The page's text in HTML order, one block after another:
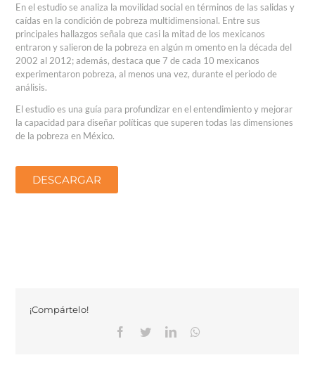
En el estudio se analiza la movilidad social en términos de las salidas y
caídas en la condición de pobreza multidimensional. Entre sus
principales hallazgos señala que casi la mitad de los mexicanos
entraron y salieron de la pobreza en algún m omento en la década del
2002 al 2012; además, destaca que 7 de cada 10 mexicanos
experimentaron pobreza, al menos una vez, durante el periodo de
análisis.
El estudio es una guía para profundizar en el entendimiento y mejorar
la capacidad para diseñar políticas que superen todas las dimensiones
de la pobreza en México.
DESCARGAR
¡Compártelo!